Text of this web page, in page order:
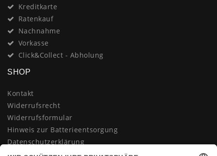
Kreditkarte
Ratenkauf
Nachnahme
Vorkasse
Click&Collect - Abholung
SHOP
Kontakt
Widerrufsrecht
Widerrufsformular
Hinweis zur Batterieentsorgung
Datenschutzerklärung
AGB